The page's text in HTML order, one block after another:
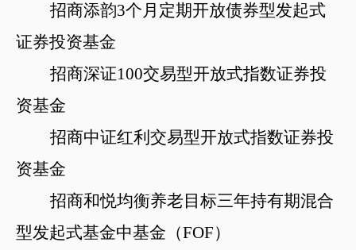
招商添韵3个月定期开放债券型发起式
证券投资基金
招商深证100交易型开放式指数证券投
资基金
招商中证红利交易型开放式指数证券投
资基金
招商和悦均衡养老目标三年持有期混合
型发起式基金中基金（FOF）